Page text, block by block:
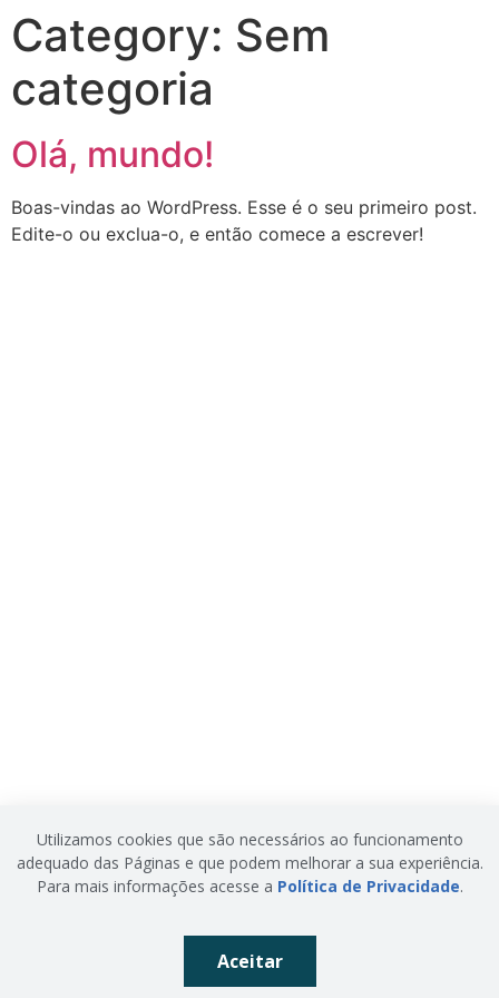
Category: Sem
categoria
Olá, mundo!
Boas-vindas ao WordPress. Esse é o seu primeiro post.
Edite-o ou exclua-o, e então comece a escrever!
Utilizamos cookies que são necessários ao funcionamento
adequado das Páginas e que podem melhorar a sua experiência.
Para mais informações acesse a Política de Privacidade.
Aceitar